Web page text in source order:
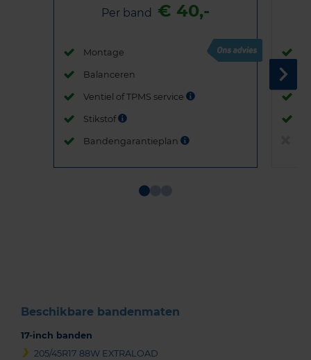
Per band € 40,-
Montage
Balanceren
Ventiel of TPMS service
Stikstof
Bandengarantieplan
Beschikbare bandenmaten
17-inch banden
205/45R17 88W EXTRALOAD